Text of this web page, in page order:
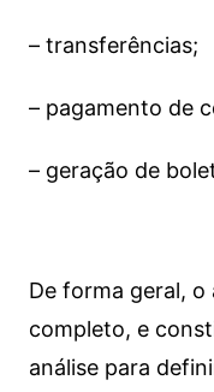
– transferências;
– pagamento de
– geração de
De forma geral,
completo, e
análise para